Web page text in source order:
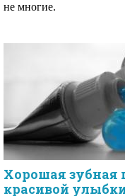
не многие.
Хорошая зубная
красивой